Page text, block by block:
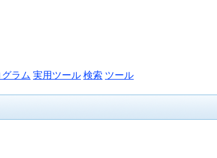
ラム 実用ツール 検索 ツール